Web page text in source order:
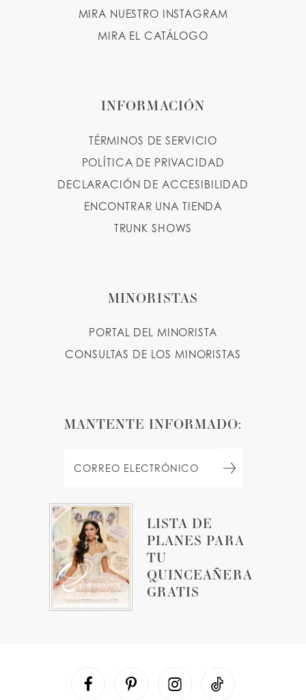
LISTA DE
PLANES PARA
TU
QUINCEAÑERA
GRATIS
MIRA NUESTRO INSTAGRAM
MIRA EL CATÁLOGO
INFORMACIÓN
TÉRMINOS DE SERVICIO
POLÍTICA DE PRIVACIDAD
DECLARACIÓN DE ACCESIBILIDAD
ENCONTRAR UNA TIENDA
TRUNK SHOWS
MINORISTAS
PORTAL DEL MINORISTA
CONSULTAS DE LOS MINORISTAS
MANTENTE INFORMADO: